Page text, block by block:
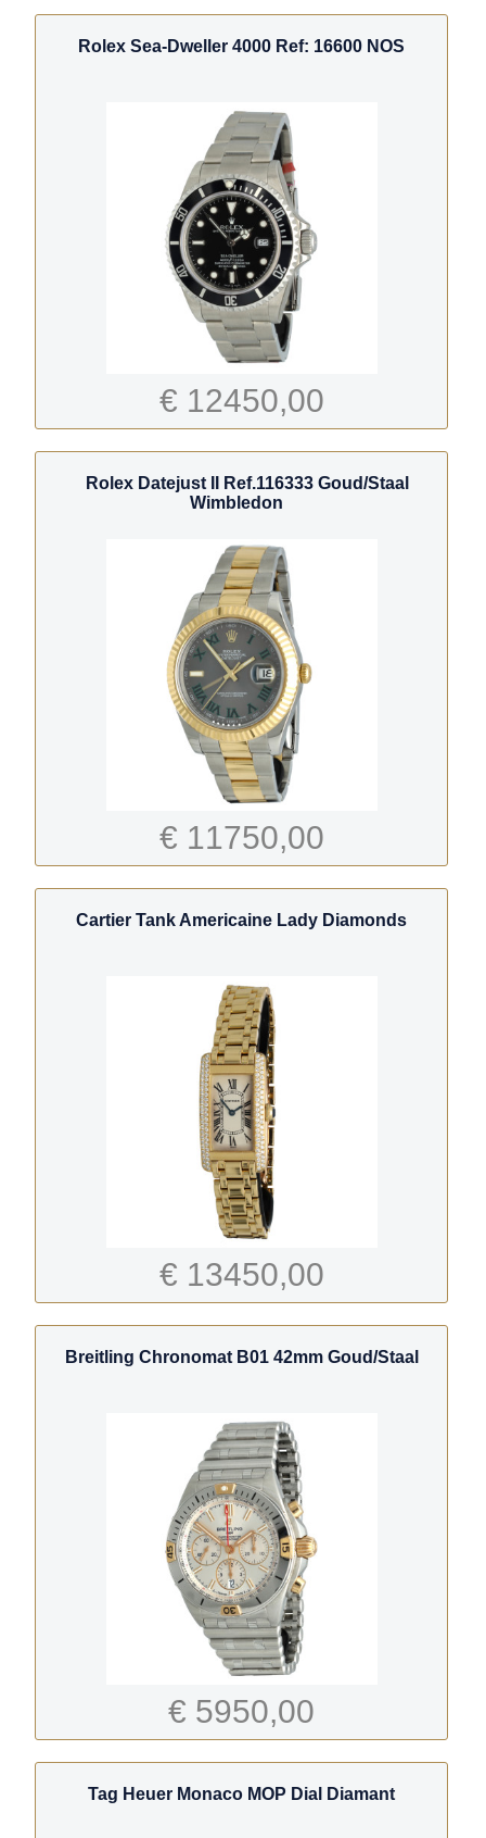
Rolex Sea-Dweller 4000 Ref: 16600 NOS
€ 12450,00
Rolex Datejust II Ref.116333 Goud/Staal
Wimbledon
€ 11750,00
Cartier Tank Americaine Lady Diamonds
€ 13450,00
Breitling Chronomat B01 42mm Goud/Staal
€ 5950,00
Tag Heuer Monaco MOP Dial Diamant